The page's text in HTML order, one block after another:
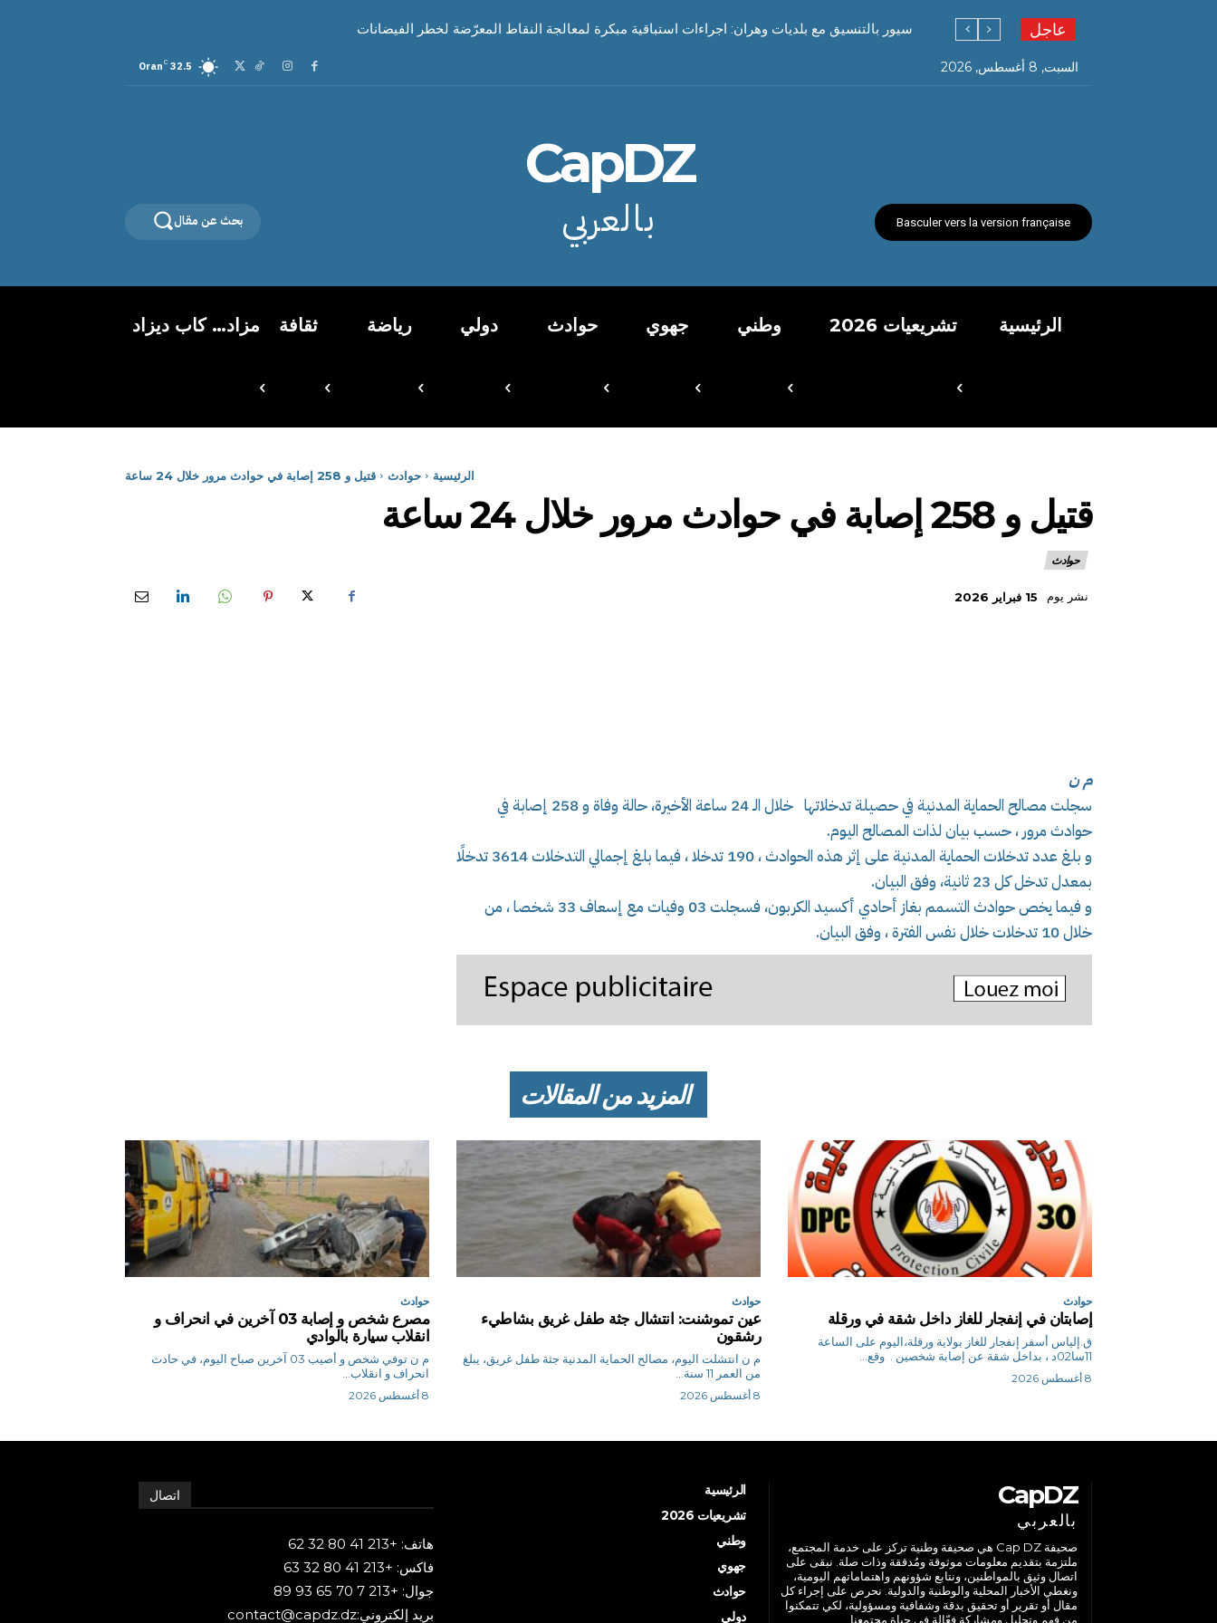
عاجل سيور بالتنسيق مع بلديات وهران: اجراءات استباقية مبكرة لمعالجة النقاط المعرّضة لخطر الفيضانات
السبت, 8 أغسطس, 2026 32.5
C
Oran
Basculer vers la version française
CapDZ
بالعربي بحث عن مقال
الرئيسية تشريعيات 2026 وطني جهوي حوادث دولي رياضة ثقافة مزاد… كاب ديزاد
الرئيسية حوادث قتيل و 258 إصابة في حوادث مرور خلال 24 ساعة
قتيل و 258 إصابة في حوادث مرور خلال 24 ساعة
حوادث
نشر يوم 15 فبراير 2026
م ن
سجلت مصالح الحماية المدنية في حصيلة تدخلاتها خلال الـ 24 ساعة الأخيرة، حالة وفاة و 258 إصابة في
حوادث مرور ، حسب بيان لذات المصالح اليوم.
و بلغ عدد تدخلات الحماية المدنية على إثر هذه الحوادث ، 190 تدخلا ، فيما بلغ إجمالي التدخلات 3614 تدخلًا
بمعدل تدخل كل 23 ثانية، وفق البيان.
و فيما يخص حوادث التسمم بغاز أحادي أكسيد الكربون، فسجلت 03 وفيات مع إسعاف 33 شخصا ، من
خلال 10 تدخلات خلال نفس الفترة ، وفق البيان.
المزيد من المقالات
حوادث
إصابتان في إنفجار للغاز داخل شقة في ورقلة
ق.إلياس أسفر إنفجار للغاز بولاية ورقلة،اليوم على الساعة
11سا02د ، بداخل شقة عن إصابة شخصين . وقع...
8 أغسطس 2026
حوادث
عين تموشنت: انتشال جثة طفل غريق بشاطيء
رشقون
م ن انتشلت اليوم، مصالح الحماية المدنية جثة طفل غريق، يبلغ
من العمر 11 سنة...
8 أغسطس 2026
حوادث
مصرع شخص و إصابة 03 آخرين في انحراف و
انقلاب سيارة بالوادي
م ن توفي شخص و أصيب 03 آخرين صباح اليوم، في حادث
انحراف و انقلاب...
8 أغسطس 2026
CapDZ
بالعربي
صحيفة Cap DZ هي صحيفة وطنية تركز على خدمة المجتمع،
ملتزمة بتقديم معلومات موثوقة ومُدققة وذات صلة. نبقى على
اتصال وثيق بالمواطنين، ونتابع شؤونهم واهتماماتهم اليومية،
ونغطي الأخبار المحلية والوطنية والدولية. نحرص على إجراء كل
مقال أو تقرير أو تحقيق بدقة وشفافية ومسؤولية، لكي تتمكنوا
من فهم وتحليل ومشاركة فعّالة في حياة مجتمعنا.
الرئيسية
تشريعيات 2026
وطني
جهوي
حوادث
دولي
اتصال
هاتف: +213 41 80 32 62
فاكس: +213 41 80 32 63
جوال: +213 7 70 65 93 89
بريد إلكتروني:contact@capdz.dz